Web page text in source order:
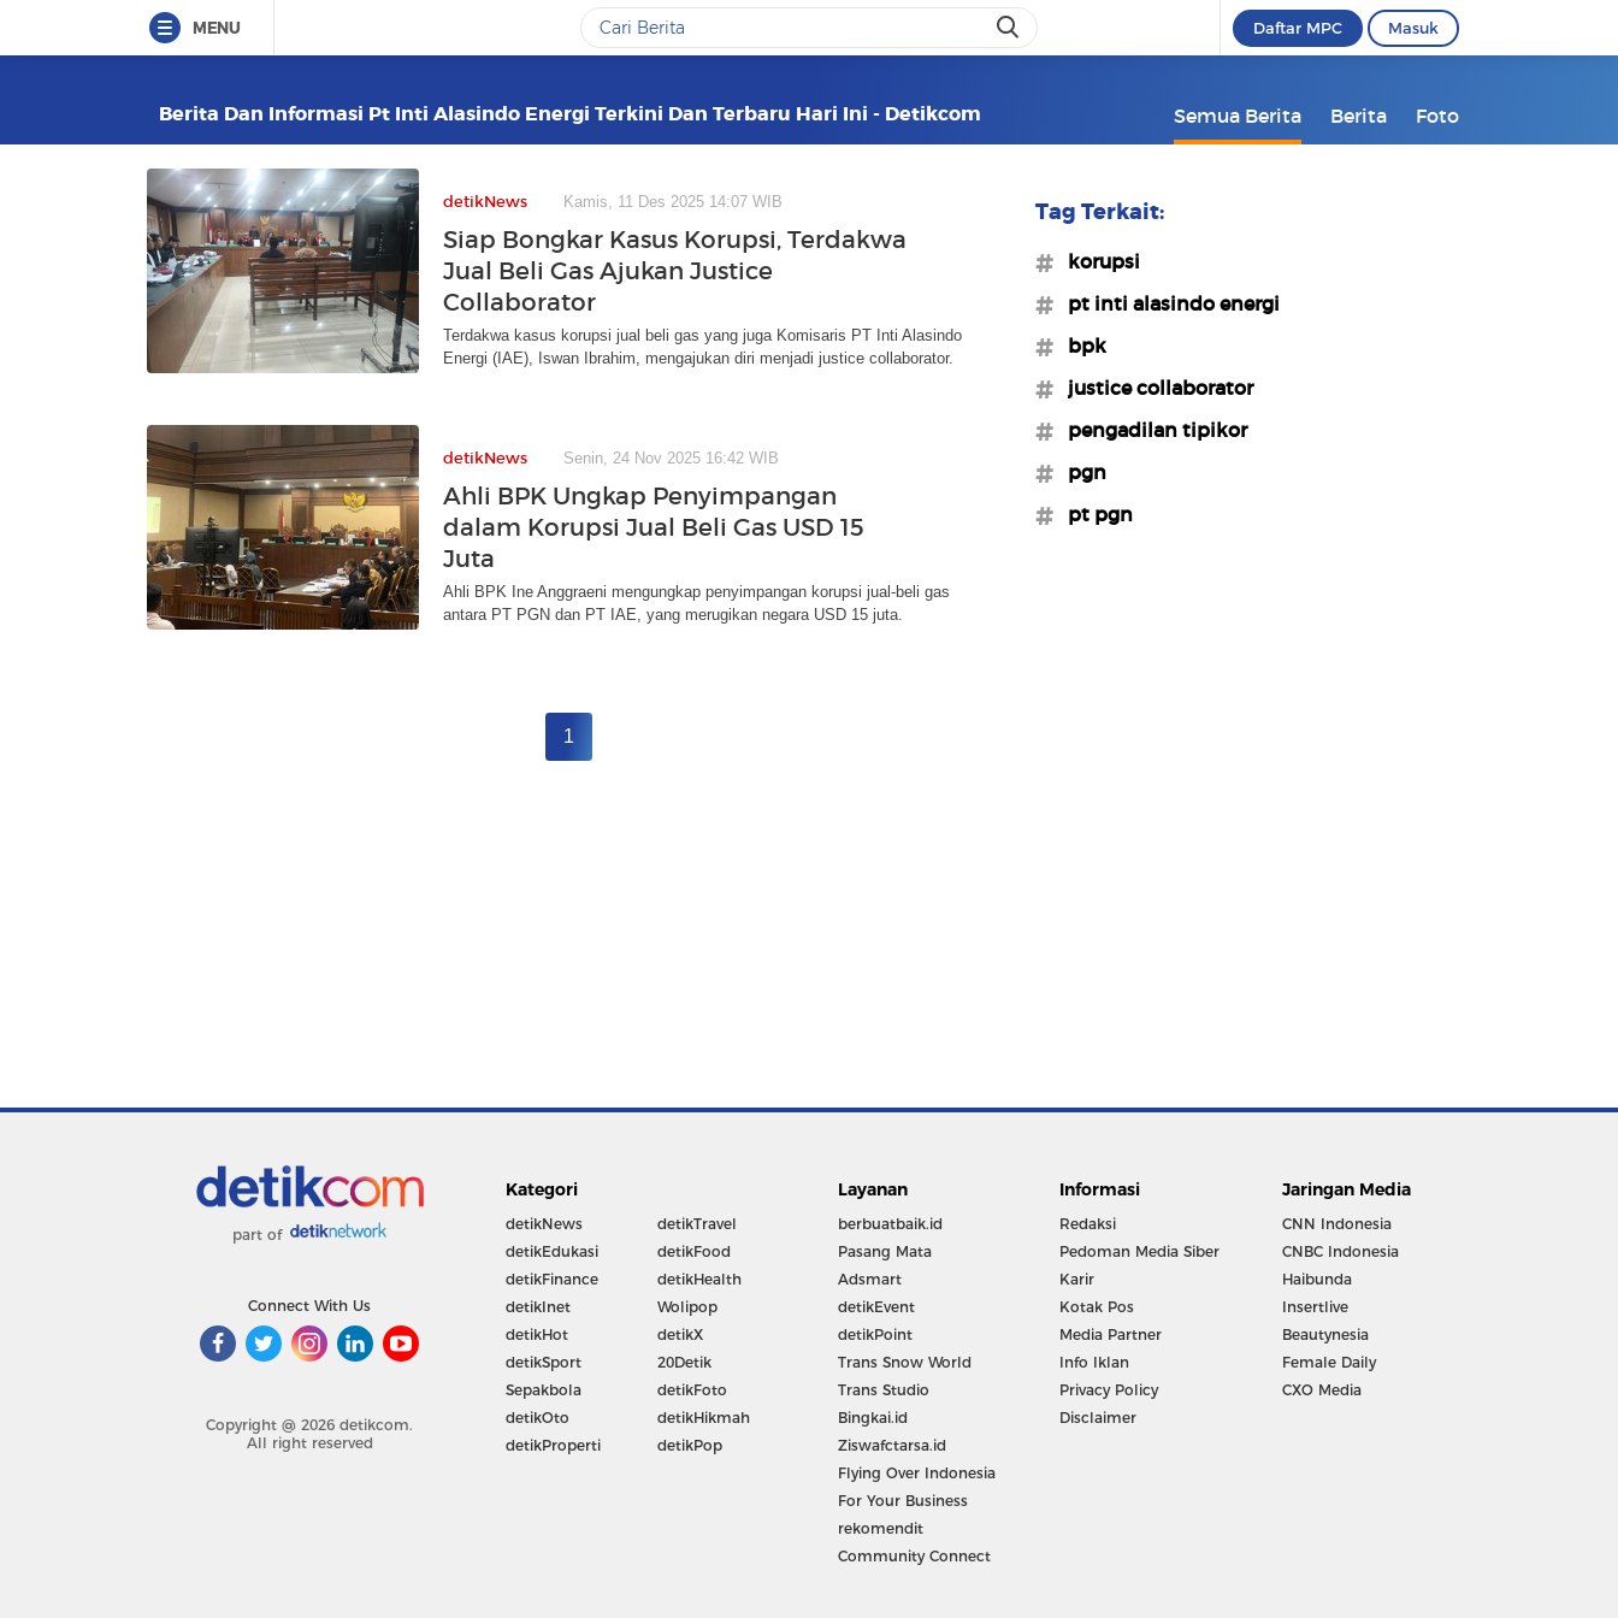
MENU Daftar MPC Masuk
Berita Dan Informasi Pt Inti Alasindo Energi Terkini Dan Terbaru Hari Ini - Detikcom Semua Berita Berita Foto
detikNews Kamis, 11 Des 2025 14:07 WIB
Siap Bongkar Kasus Korupsi, Terdakwa
Jual Beli Gas Ajukan Justice
Collaborator
Terdakwa kasus korupsi jual beli gas yang juga Komisaris PT Inti Alasindo
Energi (IAE), Iswan Ibrahim, mengajukan diri menjadi justice collaborator.
detikNews Senin, 24 Nov 2025 16:42 WIB
Ahli BPK Ungkap Penyimpangan
dalam Korupsi Jual Beli Gas USD 15
Juta
Ahli BPK Ine Anggraeni mengungkap penyimpangan korupsi jual-beli gas
antara PT PGN dan PT IAE, yang merugikan negara USD 15 juta.
1
Tag Terkait:
#korupsi
#pt inti alasindo energi
#bpk
#justice collaborator
#pengadilan tipikor
#pgn
#pt pgn
part of
Connect With Us
Copyright @ 2026 detikcom.
All right reserved
Kategori
detikNews
detikEdukasi
detikFinance
detikInet
detikHot
detikSport
Sepakbola
detikOto
detikProperti
detikTravel
detikFood
detikHealth
Wolipop
detikX
20Detik
detikFoto
detikHikmah
detikPop
Layanan
berbuatbaik.id
Pasang Mata
Adsmart
detikEvent
detikPoint
Trans Snow World
Trans Studio
Bingkai.id
Ziswafctarsa.id
Flying Over Indonesia
For Your Business
rekomendit
Community Connect
Informasi
Redaksi
Pedoman Media Siber
Karir
Kotak Pos
Media Partner
Info Iklan
Privacy Policy
Disclaimer
Jaringan Media
CNN Indonesia
CNBC Indonesia
Haibunda
Insertlive
Beautynesia
Female Daily
CXO Media